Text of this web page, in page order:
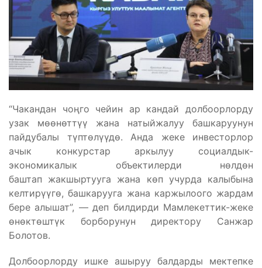
“Чакандан чоңго чейин ар кандай долбоорлорду
узак мөөнөттүү жана натыйжалуу башкаруунун
пайдубалы түптөлүүдө. Анда жеке инвесторлор
ачык конкурстар аркылуу социалдык-
экономикалык объектилерди нөлдөн
баштап жакшыртууга жана көп учурда калыбына
келтирүүгө, башкарууга жана каржылоого жардам
бере алышат”, — деп билдирди Мамлекеттик-жеке
өнөктөштүк борборунун директору Санжар
Болотов.
Долбоорлорду ишке ашыруу балдарды мектепке